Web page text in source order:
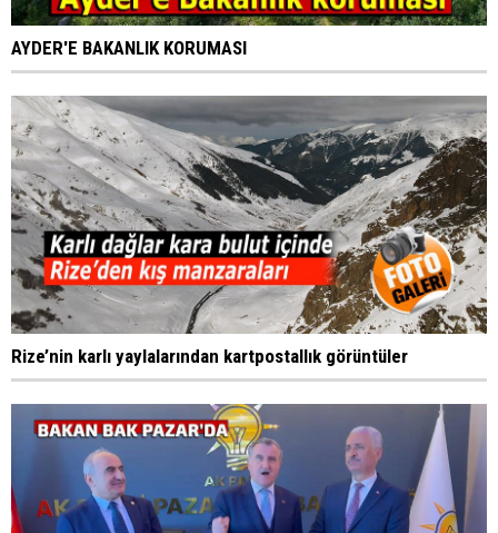
AYDER'E BAKANLIK KORUMASI
Rize’nin karlı yaylalarından kartpostallık görüntüler